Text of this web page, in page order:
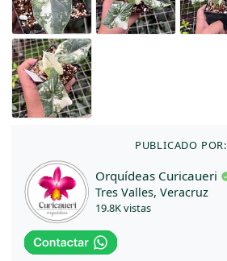
PUBLICADO POR:
Orquídeas Curicaueri
Tres Valles, Veracruz
19.8K vistas